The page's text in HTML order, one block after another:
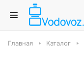
Главная Каталог